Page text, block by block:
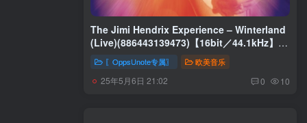
The Jimi Hendrix Experience – Winterland
(Live)(886443139473)【16bit／44.1kHz】美
国区〖OppsUnote专属〗 欧美音乐
25年5月6日 21:02 0 10